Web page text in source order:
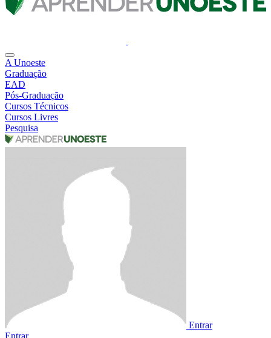
A Unoeste
Graduação
EAD
Pós-Graduação
Cursos Técnicos
Cursos Livres
Pesquisa
Entrar
Entrar